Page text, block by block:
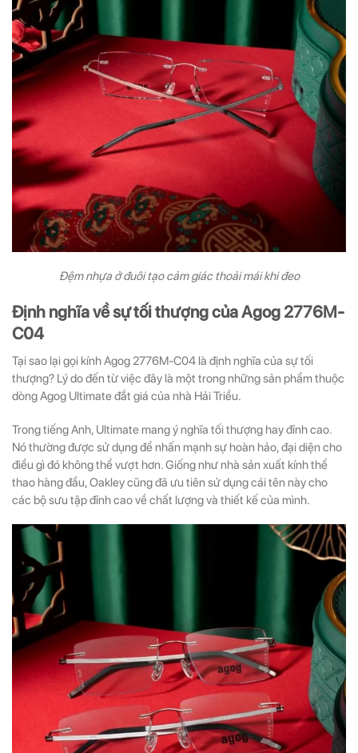
Đệm nhựa ở đuôi tạo cảm giác thoải mái khi đeo
Định nghĩa về sự tối thượng của Agog 2776M-
C04
Tại sao lại gọi kính Agog 2776M-C04 là định nghĩa của sự tối
thượng? Lý do đến từ việc đây là một trong những sản phẩm thuộc
dòng Agog Ultimate đắt giá của nhà Hải Triều.
Trong tiếng Anh, Ultimate mang ý nghĩa tối thượng hay đỉnh cao.
Nó thường được sử dụng để nhấn mạnh sự hoàn hảo, đại diện cho
điều gì đó không thể vượt hơn. Giống như nhà sản xuất kính thể
thao hàng đầu, Oakley cũng đã ưu tiên sử dụng cái tên này cho
các bộ sưu tập đỉnh cao về chất lượng và thiết kế của mình.